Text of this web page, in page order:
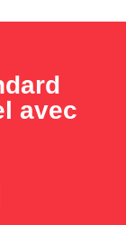
avec